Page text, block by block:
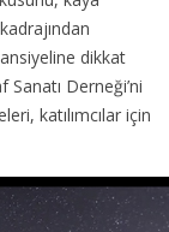
dikkat
Derneği’ni
katılımcılar için